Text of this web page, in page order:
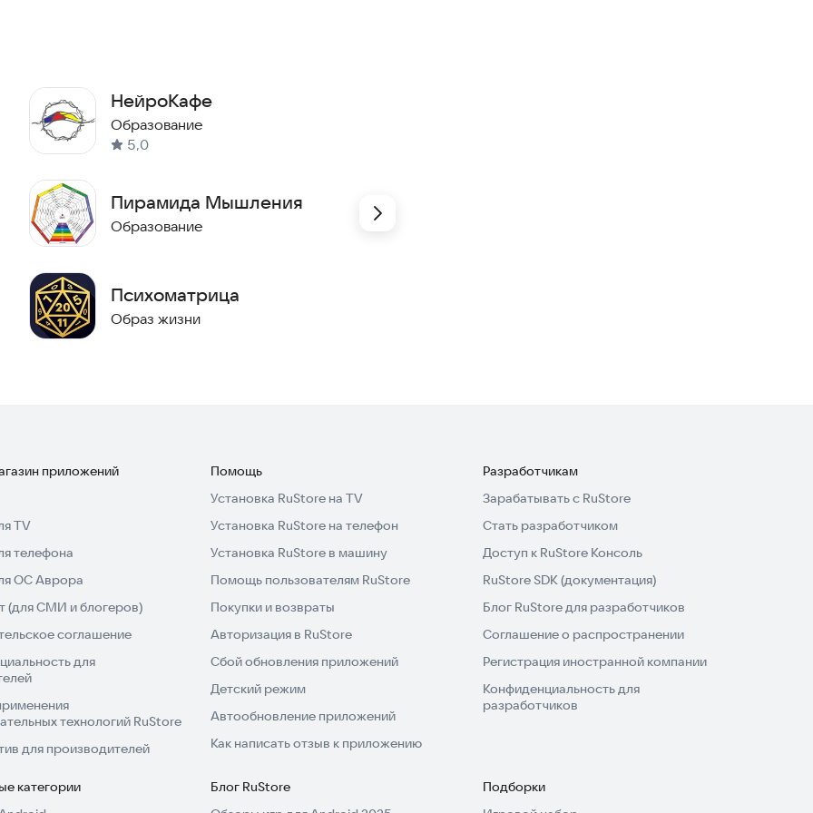
Пискарёва.НейроКафе
Образование
5,0
Пирамида Мышления
Образование
Психоматрица
Образ жизни
приложений
TV
телефона
ОС Аврора
(для СМИ и блогеров)
соглашение
для
технологий RuStore
для производителей
Помощь
Установка RuStore на TV
Установка RuStore на телефон
Установка RuStore в машину
Помощь пользователям RuStore
Покупки и возвраты
Авторизация в RuStore
Сбой обновления приложений
Детский режим
Автообновление приложений
Как написать отзыв к приложению
Разработчикам
Зарабатывать с RuStore
Стать разработчиком
Доступ к RuStore Консоль
RuStore SDK (документация)
Блог RuStore для разработчиков
Соглашение о распространении
Регистрация иностранной компании
Конфиденциальность для
разработчиков
категории
Блог RuStore
Подборки